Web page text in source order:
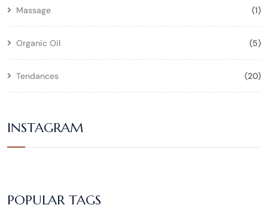
Massage (1)
Organic Oil (5)
Tendances (20)
INSTAGRAM
POPULAR TAGS